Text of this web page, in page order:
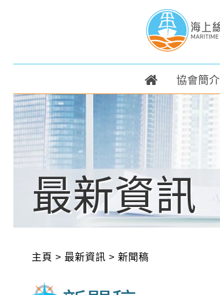
協會簡介
最新資訊
主頁 > 最新資訊 > 新聞稿